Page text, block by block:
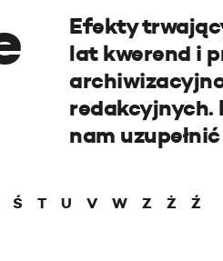
Efekty
lat kwerend i
redakcyjnych.
nam
Ś T U V W Z Ż
Ź